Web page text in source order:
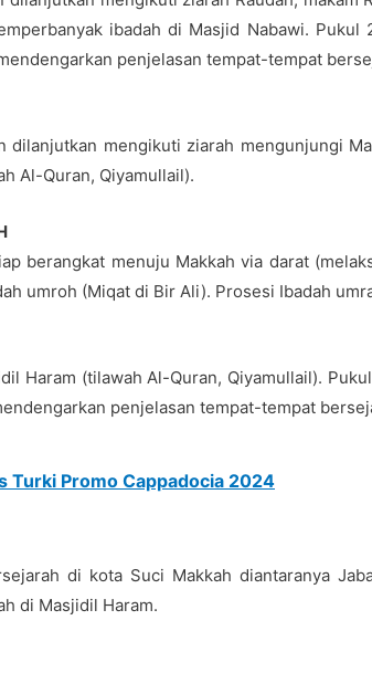
ibadah di Masjid Nabawi.
penjelasan tempat-tempat
dilanjutkan mengikuti ziarah mengunjungi
Al-Quran, Qiyamullail).
berangkat menuju Makkah via darat
umroh (Miqat di Bir Ali). Prosesi Ibadah
Haram (tilawah Al-Quran, Qiyamullail).
penjelasan tempat-tempat
Turki Promo Cappadocia 2024
di kota Suci Makkah diantaranya
di Masjidil Haram.